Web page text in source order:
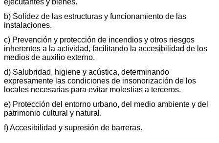
ejecutantes y bienes.
b) Solidez de las estructuras y funcionamiento de las
instalaciones.
c) Prevención y protección de incendios y otros riesgos
inherentes a la actividad, facilitando la accesibilidad de los
medios de auxilio externo.
d) Salubridad, higiene y acústica, determinando
expresamente las condiciones de insonorización de los
locales necesarias para evitar molestias a terceros.
e) Protección del entorno urbano, del medio ambiente y del
patrimonio cultural y natural.
f) Accesibilidad y supresión de barreras.